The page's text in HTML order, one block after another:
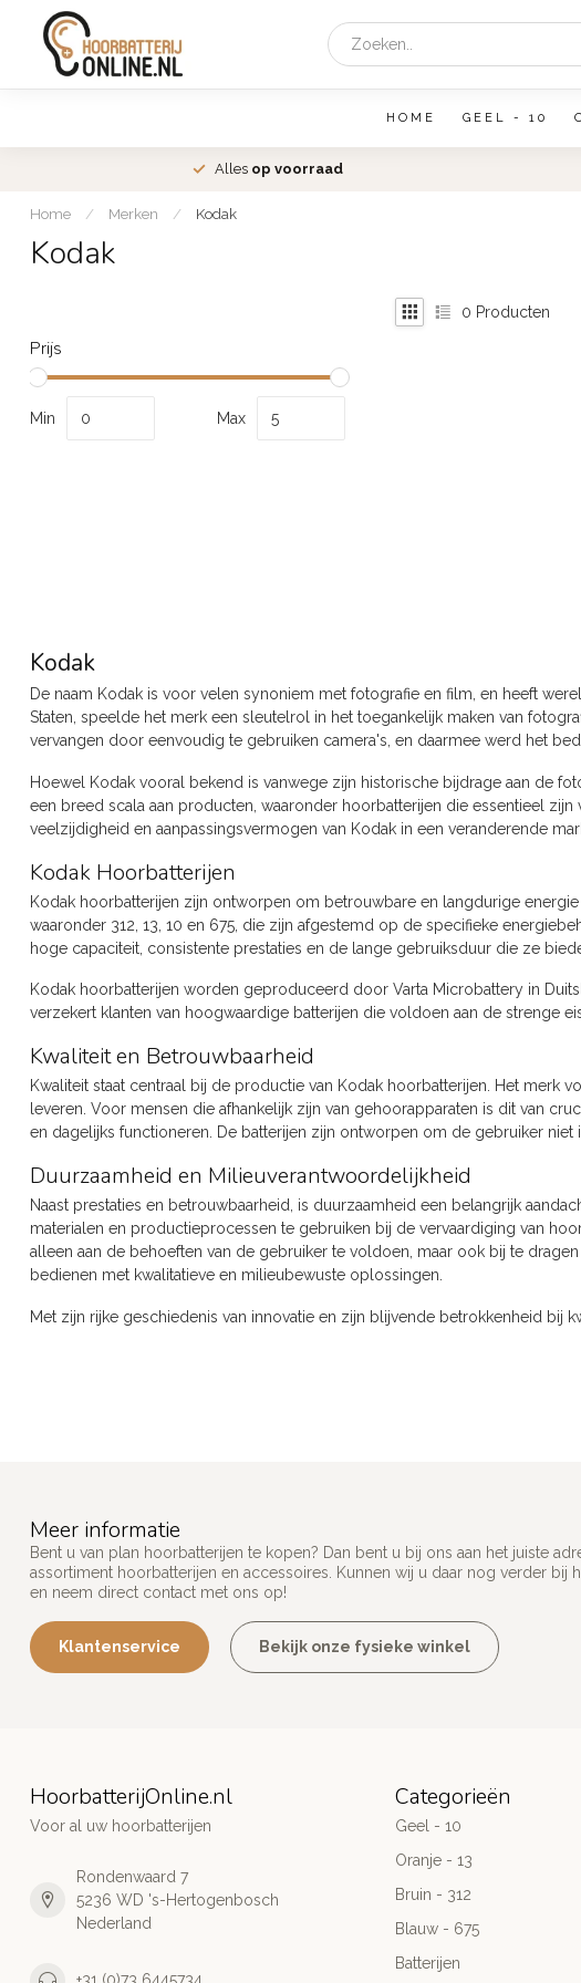
HOME GEEL - 10
Alles op voorraad
Home / Merken / Kodak
Kodak
Prijs
Min Max
0 Producten
Kodak
De naam Kodak is voor velen synoniem met fotografie en film, en heeft
Staten, speelde het merk een sleutelrol in het toegankelijk maken van
vervangen door eenvoudig te gebruiken camera's, en daarmee werd het
Hoewel Kodak vooral bekend is vanwege zijn historische bijdrage aan de
een breed scala aan producten, waaronder hoorbatterijen die essentieel
veelzijdigheid en aanpassingsvermogen van Kodak in een veranderende
Kodak Hoorbatterijen
Kodak hoorbatterijen zijn ontworpen om betrouwbare en langdurige
waaronder 312, 13, 10 en 675, die zijn afgestemd op de specifieke
hoge capaciteit, consistente prestaties en de lange gebruiksduur die ze
Kodak hoorbatterijen worden geproduceerd door Varta Microbattery in
verzekert klanten van hoogwaardige batterijen die voldoen aan de strenge
Kwaliteit en Betrouwbaarheid
Kwaliteit staat centraal bij de productie van Kodak hoorbatterijen. Het
leveren. Voor mensen die afhankelijk zijn van gehoorapparaten is dit van
en dagelijks functioneren. De batterijen zijn ontworpen om de gebruiker
Duurzaamheid en Milieuverantwoordelijkheid
Naast prestaties en betrouwbaarheid, is duurzaamheid een belangrijk
materialen en productieprocessen te gebruiken bij de vervaardiging van
alleen aan de behoeften van de gebruiker te voldoen, maar ook bij te
bedienen met kwalitatieve en milieubewuste oplossingen.
Met zijn rijke geschiedenis van innovatie en zijn blijvende betrokkenheid
Meer informatie
Bent u van plan hoorbatterijen te kopen? Dan bent u bij ons aan het juiste
assortiment hoorbatterijen en accessoires. Kunnen wij u daar nog verder bij
en neem direct contact met ons op!
Klantenservice Bekijk onze fysieke winkel
HoorbatterijOnline.nl
Voor al uw hoorbatterijen
Rondenwaard 7
5236 WD 's-Hertogenbosch
Nederland
Categorieën
Geel - 10
Oranje - 13
Bruin - 312
Blauw - 675
Batterijen